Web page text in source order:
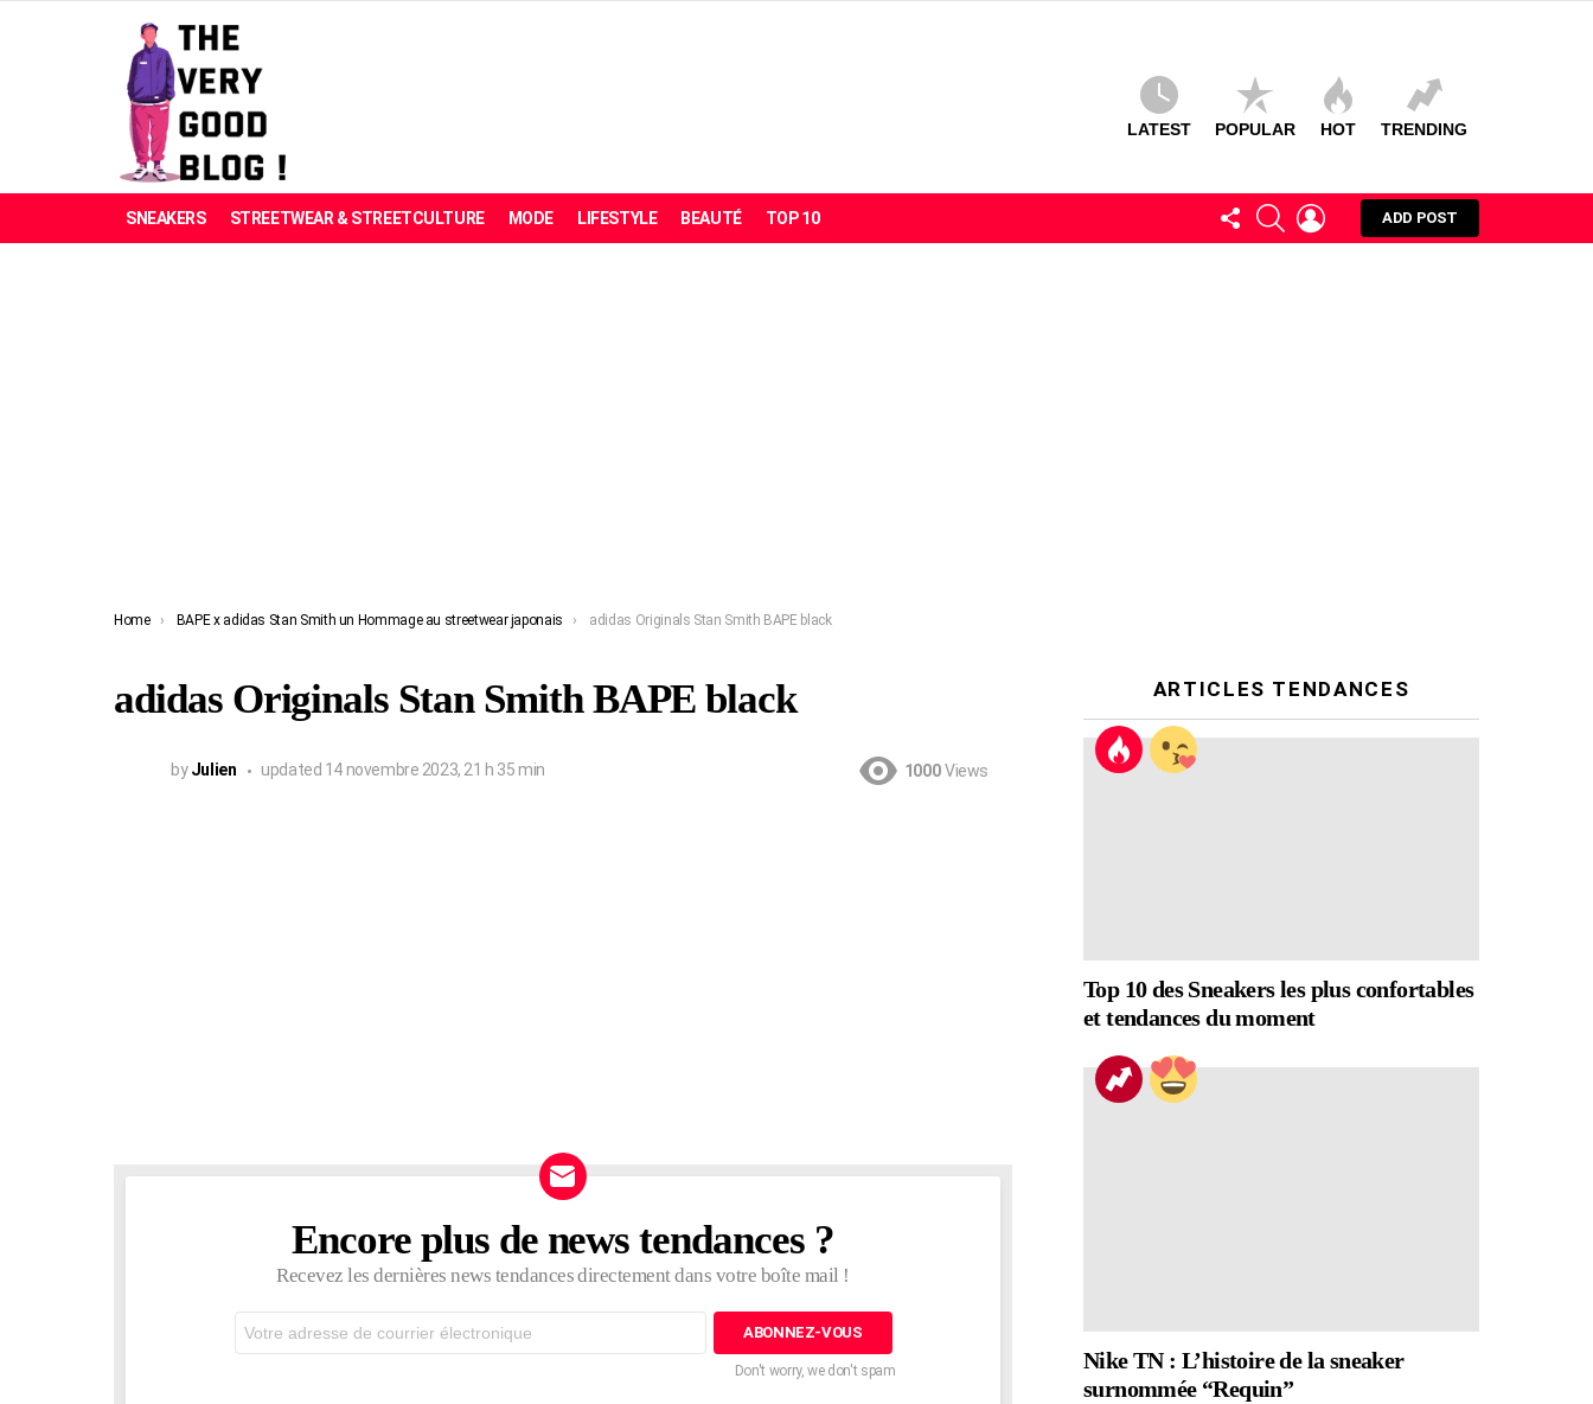
LATEST POPULAR HOT TRENDING
SNEAKERS STREETWEAR & STREETCULTURE MODE LIFESTYLE BEAUTÉ TOP 10
FOLLOW
US
SEARCHLOGIN
ADD POST
You are here:
Home BAPE x adidas Stan Smith un Hommage au streetwear japonais adidas Originals Stan Smith BAPE black
adidas Originals Stan Smith BAPE black
by Julien updated 14 novembre 2023, 21 h 35 min 1000 Views
NEWSLETTEREncore plus de news tendances ?
Recevez les dernières news tendances directement dans votre boîte mail !
de
courrier
Don't worry, we don't spam
ARTICLES TENDANCES
Top 10 des Sneakers les plus confortables
et tendances du moment
Nike TN : L’histoire de la sneaker
surnommée “Requin”